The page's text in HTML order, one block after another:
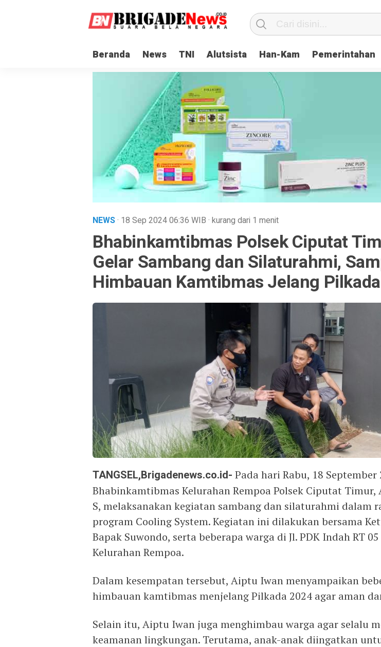
Beranda News TNI Alutsista Han-Kam Pemerintahan
NEWS· 18 Sep 202406:36 WIB · kurang dari 1 menit
Bhabinkamtibmas Polsek Ciputat
Gelar Sambang dan Silaturahmi,
Himbauan Kamtibmas Jelang
TANGSEL,Brigadenews.co.id- Pada hari Rabu, 18 September
Bhabinkamtibmas Kelurahan Rempoa Polsek Ciputat Timur,
S, melaksanakan kegiatan sambang dan silaturahmi dalam
program Cooling System. Kegiatan ini dilakukan bersama
Bapak Suwondo, serta beberapa warga di Jl. PDK Indah RT 05
Kelurahan Rempoa.
Dalam kesempatan tersebut, Aiptu Iwan menyampaikan
himbauan kamtibmas menjelang Pilkada 2024 agar aman
Selain itu, Aiptu Iwan juga menghimbau warga agar selalu
keamanan lingkungan. Terutama, anak-anak diingatkan